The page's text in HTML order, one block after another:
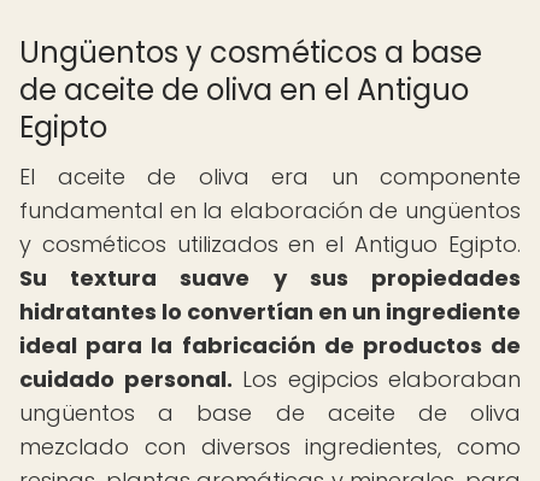
Ungüentos y cosméticos a base
de aceite de oliva en el Antiguo
Egipto
El aceite de oliva era un componente
fundamental en la elaboración de ungüentos
y cosméticos utilizados en el Antiguo Egipto.
Su textura suave y sus propiedades
hidratantes lo convertían en un ingrediente
ideal para la fabricación de productos de
cuidado personal. Los egipcios elaboraban
ungüentos a base de aceite de oliva
mezclado con diversos ingredientes, como